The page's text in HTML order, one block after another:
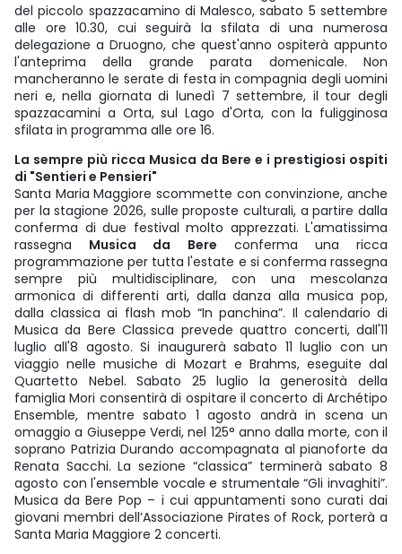
del piccolo spazzacamino di Malesco, sabato 5 settembre
alle ore 10.30, cui seguirà la sfilata di una numerosa
delegazione a Druogno, che quest'anno ospiterà appunto
l'anteprima della grande parata domenicale. Non
mancheranno le serate di festa in compagnia degli uomini
neri e, nella giornata di lunedì 7 settembre, il tour degli
spazzacamini a Orta, sul Lago d'Orta, con la fuligginosa
sfilata in programma alle ore 16.
La sempre più ricca Musica da Bere e i prestigiosi ospiti
di "Sentieri e Pensieri"
Santa Maria Maggiore scommette con convinzione, anche
per la stagione 2026, sulle proposte culturali, a partire dalla
conferma di due festival molto apprezzati. L'amatissima
rassegna Musica da Bere conferma una ricca
programmazione per tutta l'estate e si conferma rassegna
sempre più multidisciplinare, con una mescolanza
armonica di differenti arti, dalla danza alla musica pop,
dalla classica ai flash mob “In panchina”. Il calendario di
Musica da Bere Classica prevede quattro concerti, dall'11
luglio all'8 agosto. Si inaugurerà sabato 11 luglio con un
viaggio nelle musiche di Mozart e Brahms, eseguite dal
Quartetto Nebel. Sabato 25 luglio la generosità della
famiglia Mori consentirà di ospitare il concerto di Archétipo
Ensemble, mentre sabato 1 agosto andrà in scena un
omaggio a Giuseppe Verdi, nel 125° anno dalla morte, con il
soprano Patrizia Durando accompagnata al pianoforte da
Renata Sacchi. La sezione “classica” terminerà sabato 8
agosto con l'ensemble vocale e strumentale “Gli invaghiti”.
Musica da Bere Pop – i cui appuntamenti sono curati dai
giovani membri dell’Associazione Pirates of Rock, porterà a
Santa Maria Maggiore 2 concerti.